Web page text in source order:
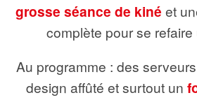
grosse séance de kiné et
complète pour se
Au programme : des
design affûté et surtout un